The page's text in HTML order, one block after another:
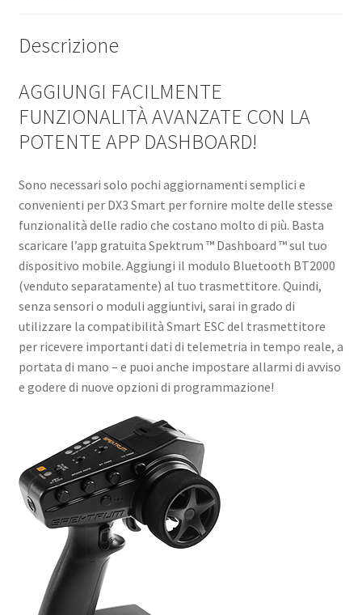
Descrizione
AGGIUNGI FACILMENTE
FUNZIONALITÀ AVANZATE CON LA
POTENTE APP DASHBOARD!
Sono necessari solo pochi aggiornamenti semplici e
convenienti per DX3 Smart per fornire molte delle stesse
funzionalità delle radio che costano molto di più. Basta
scaricare l’app gratuita Spektrum ™ Dashboard ™ sul tuo
dispositivo mobile. Aggiungi il modulo Bluetooth BT2000
(venduto separatamente) al tuo trasmettitore. Quindi,
senza sensori o moduli aggiuntivi, sarai in grado di
utilizzare la compatibilità Smart ESC del trasmettitore
per ricevere importanti dati di telemetria in tempo reale, a
portata di mano – e puoi anche impostare allarmi di avviso
e godere di nuove opzioni di programmazione!